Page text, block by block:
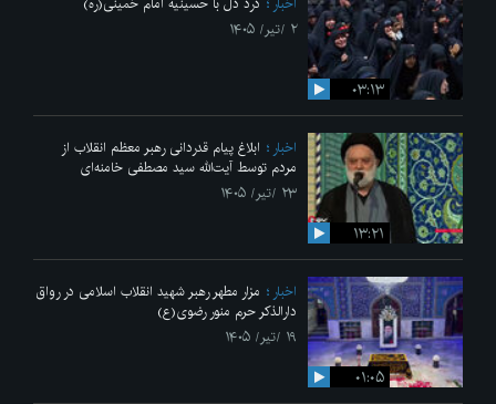
۰۳:۱۳
۲ /تیر/ ۱۴۰۵
۱۳:۲۱
اخبار
ابلاغ پیام قدردانی رهبر معظم انقلاب از
مردم توسط آیت‌الله سید مصطفی خامنه‌ای
۲۳ /تیر/ ۱۴۰۵
۰۱:۰۵
اخبار
مزار مطهر رهبر شهید انقلاب اسلامی در رواق
دارالذکر حرم منور رضوی(ع)
۱۹ /تیر/ ۱۴۰۵